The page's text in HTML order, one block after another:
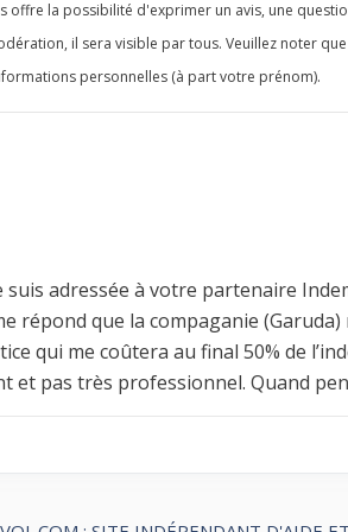
offre la possibilité d'exprimer un avis, une
il sera visible par tous. Veuillez noter
personnelles (à part votre prénom).
suis adressée à votre partenaire
répond que la compaganie
qui me coûtera au final 50% de
et pas très professionnel. Quand